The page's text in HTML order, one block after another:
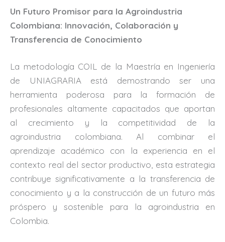
Un Futuro Promisor para la Agroindustria
Colombiana: Innovación, Colaboración y
Transferencia de Conocimiento
La metodología COIL de la Maestría en Ingeniería
de UNIAGRARIA está demostrando ser una
herramienta poderosa para la formación de
profesionales altamente capacitados que aportan
al crecimiento y la competitividad de la
agroindustria colombiana. Al combinar el
aprendizaje académico con la experiencia en el
contexto real del sector productivo, esta estrategia
contribuye significativamente a la transferencia de
conocimiento y a la construcción de un futuro más
próspero y sostenible para la agroindustria en
Colombia.